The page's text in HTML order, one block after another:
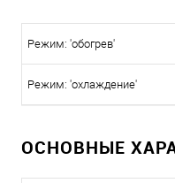
Режим: 'обогрев'
Режим: 'охлаждение'
ОСНОВНЫЕ